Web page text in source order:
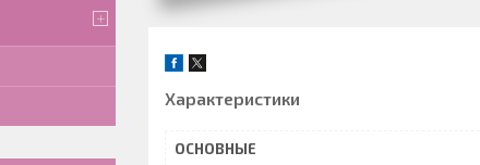
Характеристики
ОСНОВНЫЕ